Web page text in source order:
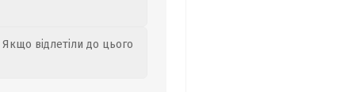
відлетіли до цього